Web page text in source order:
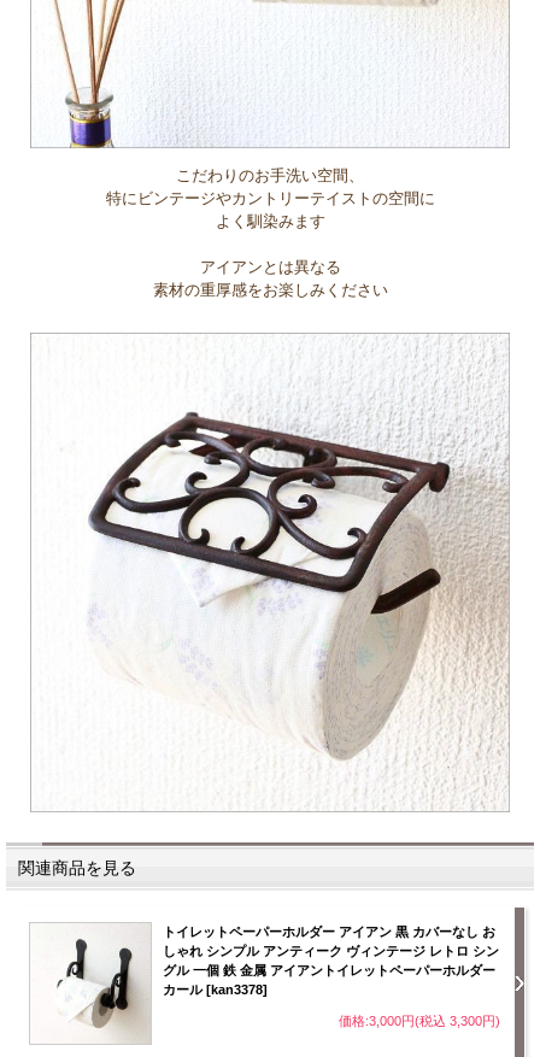
こだわりのお手洗い空間、
特にビンテージやカントリーテイストの空間に
よく馴染みます
アイアンとは異なる
素材の重厚感をお楽しみください
関連商品を見る
トイレットペーパーホルダー アイアン 黒 カバーなし お
しゃれ シンプル アンティーク ヴィンテージ レトロ シン
グル 一個 鉄 金属 アイアントイレットペーパーホルダー
カール [kan3378]
価格:3,000円(税込 3,300円)